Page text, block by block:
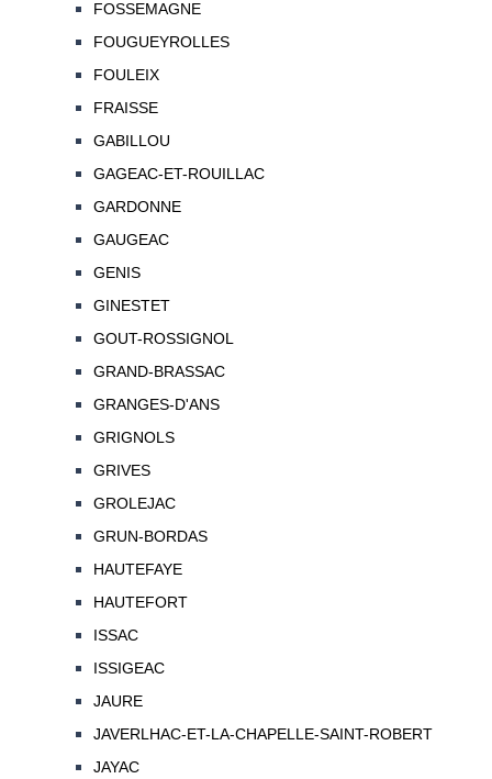
FOSSEMAGNE
FOUGUEYROLLES
FOULEIX
FRAISSE
GABILLOU
GAGEAC-ET-ROUILLAC
GARDONNE
GAUGEAC
GENIS
GINESTET
GOUT-ROSSIGNOL
GRAND-BRASSAC
GRANGES-D'ANS
GRIGNOLS
GRIVES
GROLEJAC
GRUN-BORDAS
HAUTEFAYE
HAUTEFORT
ISSAC
ISSIGEAC
JAURE
JAVERLHAC-ET-LA-CHAPELLE-SAINT-ROBERT
JAYAC